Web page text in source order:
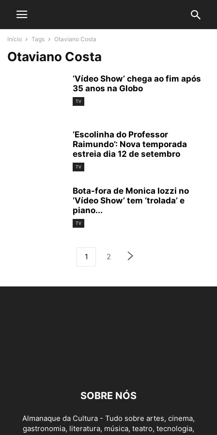
Início Tags Otaviano Costa
Otaviano Costa
‘Vídeo Show’ chega ao fim após
35 anos na Globo
TV
‘Escolinha do Professor
Raimundo’: Nova temporada
estreia dia 12 de setembro
TV
Bota-fora de Monica Iozzi no
‘Vídeo Show’ tem ‘trolada’ e
piano...
TV
1 2
SOBRE NÓS
Almanaque da Cultura - Tudo sobre artes, cinema,
gastronomia, literatura, música, teatro, tecnologia,